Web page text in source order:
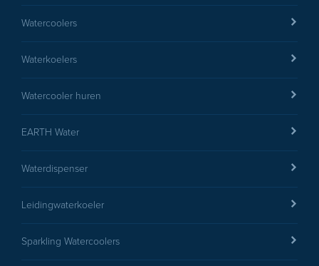
Watercoolers
Waterkoelers
Watercooler huren
EARTH Water
Waterdispenser
Leidingwaterkoeler
Sparkling Watercoolers